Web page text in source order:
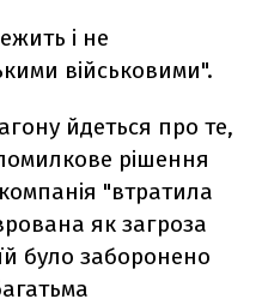
і не
військовими".
йдеться про те,
рішення
"втратила
як загроза
було заборонено